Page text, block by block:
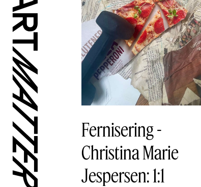
Fernisering -
Christina Marie
Jespersen: 1:1